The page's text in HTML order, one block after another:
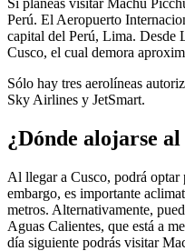
Perú. El Aeropuerto
capital del Perú, Lima. Desde
Cusco, el cual demora
Sólo hay tres aerolíneas
Sky Airlines y JetSmart.
¿Dónde alojarse
Al llegar a Cusco, podrá optar
embargo, es importante
metros. Alternativamente,
Aguas Calientes, que está a
día siguiente podrás visitar